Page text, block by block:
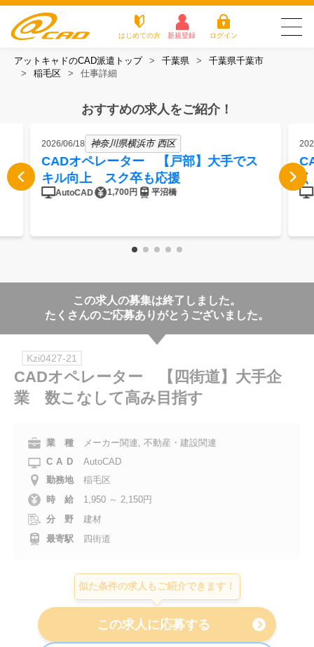
はじめての方 新規登録 ログイン
友だち追加で
最新の求人を確認
アットキャドが選ばれる3つの理由
派遣がはじめての方
お仕事を探す
お電話でのお問い合わせ
東 京 0120-630-660 大 阪
名古屋 0120-960-379 横 浜 0120-978-186
電話受付：平日 9:15～19:00
アットキャドが選
派遣がは
方
探す
ム
アットキャドのCAD派遣トップ 千葉県
千葉県千葉市
稲毛区
仕事詳細
おすすめの求人をご紹介！
2026/06/18 神奈川県横浜市 西区
CADオペレーター 【戸部】大手でス
キル向上 スク卒も応援
AutoCAD 1,700円 平沼橋
この求人の募集は終了しました。
たくさんのご応募ありがとうございました。
Kzi0427-21
CADオペレーター 【四街道】大手企
業 数こなして高み目指す
業 種
メーカー関連, 不動産・建設関連
CAD
AutoCAD
勤務地
稲毛区
時 給
1,950 ～ 2,150円
分 野
建材
最寄駅
四街道
似た条件の求人もご紹介できます！